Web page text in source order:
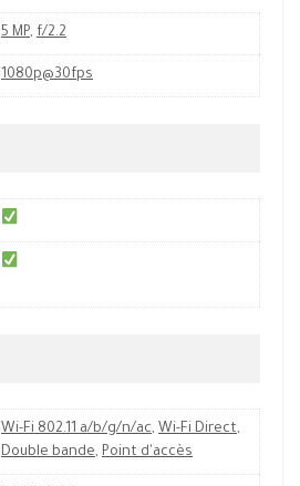
5 MP, f/2.2
1080p@30fps
Wi-Fi 802.11 a/b/g/n/ac, Wi-Fi Direct,
Double bande, Point d'accès